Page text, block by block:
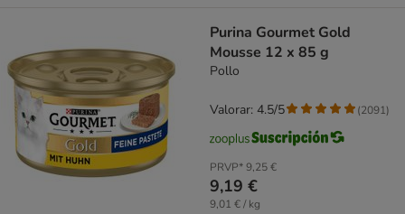
Purina Gourmet Gold
Mousse 12 x 85 g
Pollo
PRVP*9,25 €
9,19 €
9,01 € / kg
Valorar: 4.5/5 (2091)